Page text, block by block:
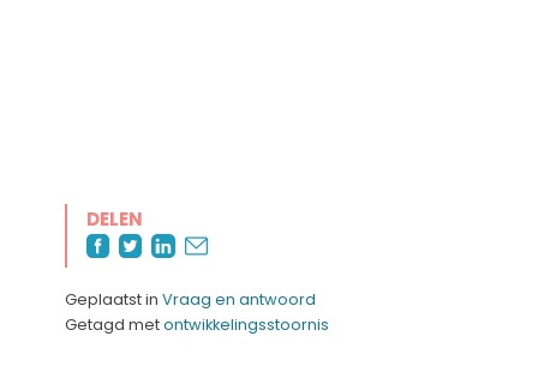
DELEN
Geplaatst in Vraag en antwoord
Getagd metontwikkelingsstoornis